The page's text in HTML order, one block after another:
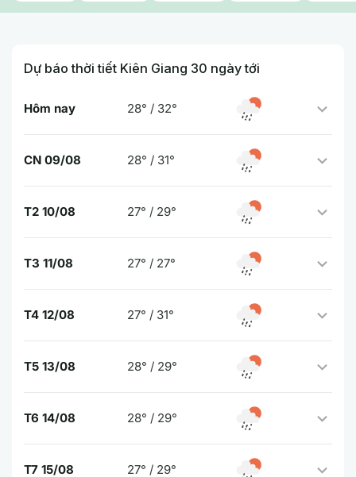
Dự báo thời tiết Kiên Giang 30 ngày tới
Hôm nay 28° / 32°
CN 09/08 28° / 31°
T2 10/08 27° / 29°
T3 11/08 27° / 27°
T4 12/08 27° / 31°
T5 13/08 28° / 29°
T6 14/08 28° / 29°
T7 15/08 27° / 29°